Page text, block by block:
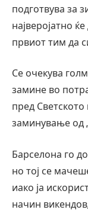
подготвува за
најверојатно
првиот тим да
Се очекува
замине во
пред
заминување од
Барселона го
но тој се
иако ја
начин